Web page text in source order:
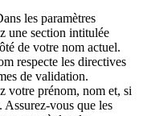
les paramètres
une section intitulée
de votre nom actuel.
respecte les directives
de validation.
votre prénom, nom et, si
vous que les